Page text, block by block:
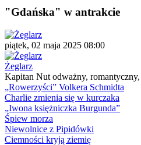
"Gdańska" w antrakcie
piątek, 02 maja 2025 08:00
Żeglarz
Kapitan Nut odważny,
„Rowerzyści” Volkera Schmidta
Charlie zmienia się w kurczaka
„Iwona księżniczka Burgunda”
Śpiew morza
Niewolnice z Pipidówki
Ciemności kryją ziemię